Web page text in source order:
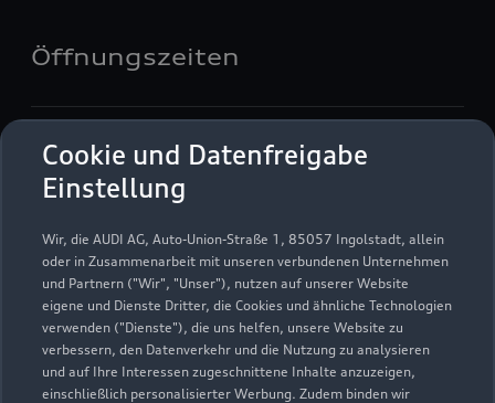
Cookie und Datenfreigabe
Einstellung
Wir, die AUDI AG, Auto-Union-Straße 1, 85057 Ingolstadt, allein
oder in Zusammenarbeit mit unseren verbundenen Unternehmen
und Partnern ("Wir", "Unser"), nutzen auf unserer Website
eigene und Dienste Dritter, die Cookies und ähnliche Technologien
verwenden ("Dienste"), die uns helfen, unsere Website zu
verbessern, den Datenverkehr und die Nutzung zu analysieren
und auf Ihre Interessen zugeschnittene Inhalte anzuzeigen,
einschließlich personalisierter Werbung. Zudem binden wir
Öffnungszeiten
Geschlossen ,öffnet am Montag 09:00
Geschlossen ,öffnet am Montag 07:00
Teile & Zubehörverkauf
Geschlossen,öffnet am Montag 08:00